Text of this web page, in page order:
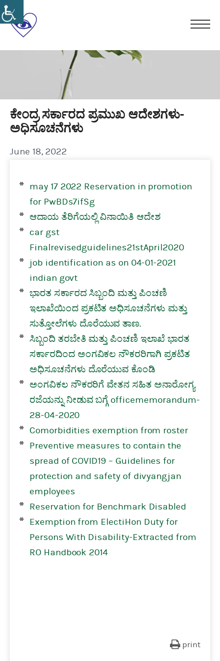
Skip
to
content
ಕರ್ನಾಟಕ
ರಾಜ್ಯ
ಸರ್ಕಾರಿ
ಸಂಘ(ರಿ)
ಕೇಂದ್ರ ಸರ್ಕಾರದ ಪ್ರಮುಖ ಆದೇಶಗಳು-
ಅಧಿಸೂಚನೆಗಳು
June 18, 2022
may 17 2022 Reservation in promotion
for PwBDs7ifSg
ಆದಾಯ ತೆರಿಗೆಯಲ್ಲಿ ವಿನಾಯಿತಿ ಆದೇಶ
car gst
Finalrevisedguidelines21stApril2020
job identification as on 04-01-2021
indian govt
ಭಾರತ ಸರ್ಕಾರದ ಸಿಬ್ಬಂದಿ ಮತ್ತು ಪಿಂಚಣಿ
ಇಲಾಖೆಯಿಂದ ಪ್ರಕಟಿತ ಅಧಿಸೂಚನೆಗಳು ಮತ್ತು
ಸುತ್ತೋಲೆಗಳು ದೊರೆಯುವ ತಾಣ.
ಸಿಬ್ಬಂದಿ ತರಬೇತಿ ಮತ್ತು ಪಿಂಚಣಿ ಇಲಾಖೆ ಭಾರತ
ಸರ್ಕಾರದಿಂದ ಅಂಗವಿಕಲ ನೌಕರರಿಗಾಗಿ ಪ್ರಕಟಿತ
ಅಧಿಸೂಚನೆಗಳು ದೊರೆಯುವ ಕೊಂಡಿ
ಅಂಗವಿಕಲ ನೌಕರರಿಗೆ ವೇತನ ಸಹಿತ ಅನಾರೋಗ್ಯ
ರಜೆಯನ್ನು ನೀಡುವ ಬಗ್ಗೆ officememorandum-
28-04-2020
Comorbidities exemption from roster
Preventive measures to contain the
spread of COVID19 – Guidelines for
protection and safety of divyangjan
employees
Reservation for Benchmark Disabled
Exemption from ElectiHon Duty for
Persons With Disability-Extracted from
RO Handbook 2014
print